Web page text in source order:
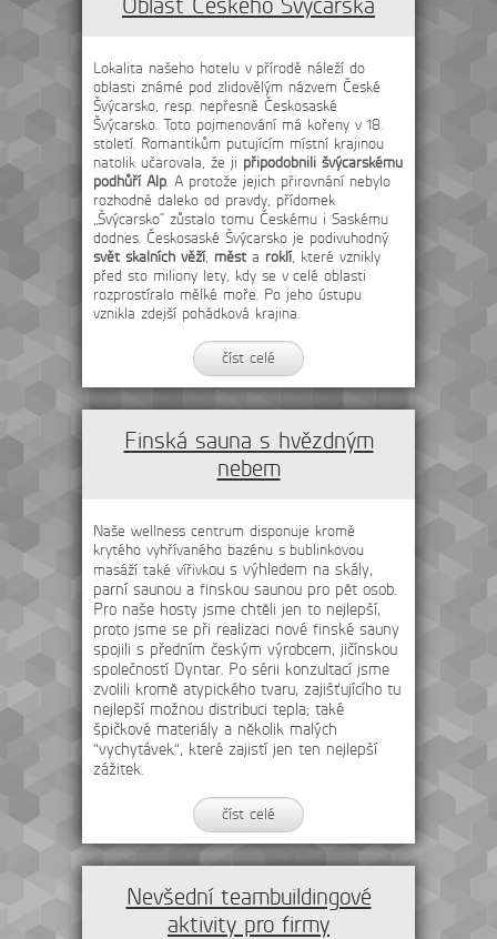
Lokalita našeho hotelu v přírodě náleží do
oblasti známé pod zlidovělým názvem České
Švýcarsko, resp. nepřesně Českosaské
Švýcarsko. Toto pojmenování má kořeny v 18.
století. Romantikům putujícím místní krajinou
natolik učarovala, že ji připodobnili švýcarskému
podhůří Alp. A protože jejich přirovnání nebylo
rozhodně daleko od pravdy, přídomek
„Švýcarsko“ zůstalo tomu Českému i Saskému
dodnes. Českosaské Švýcarsko je podivuhodný
svět skalních věží, měst a roklí, které vznikly
před sto miliony lety, kdy se v celé oblasti
rozprostíralo mělké moře. Po jeho ústupu
vznikla zdejší pohádková krajina.
číst celé
Finská sauna s hvězdným
nebem
Naše wellness centrum disponuje kromě
krytého vyhřívaného bazénu s bublinkovou
masáží také vířivkou s výhledem na skály,
parní saunou a finskou saunou pro pět osob.
Pro naše hosty jsme chtěli jen to nejlepší,
proto jsme se při realizaci nové finské sauny
spojili s předním českým výrobcem, jičínskou
společností Dyntar. Po sérii konzultací jsme
zvolili kromě atypického tvaru, zajišťujícího tu
nejlepší možnou distribuci tepla; také
špičkové materiály a několik malých
"vychytávek", které zajistí jen ten nejlepší
zážitek.
číst celé
Nevšední teambuildingové
aktivity pro firmy